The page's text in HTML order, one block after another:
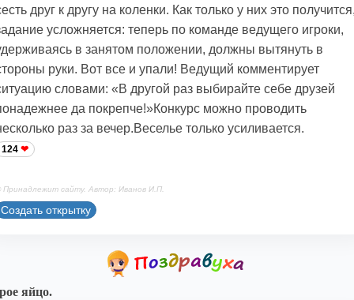
друг к другу на коленки. Как только у них это
усложняется: теперь по команде ведущего игроки,
в занятом положении, должны вытянуть в
руки. Вот все и упали! Ведущий комментирует
словами: «В другой раз выбирайте себе друзей
да покрепче!»Конкурс можно проводить
раз за вечер.Веселье только усиливается.
124
Принадлежит сайту. Автор: Иванов И.П.
Создать открытку
яйцо.